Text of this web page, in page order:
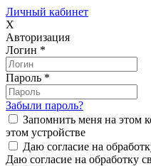
Личный кабинет
X
Авторизация
Логин *
Пароль *
Забыли пароль?
Запомнить меня на этом
этом устройстве
Даю согласие на
Даю согласие на обработку